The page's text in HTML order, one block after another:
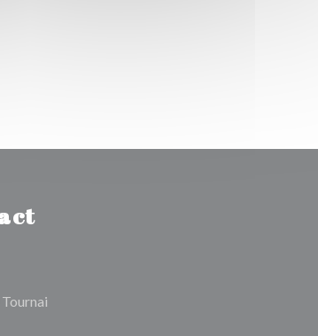
((ouvre une nouvelle fenêtre))